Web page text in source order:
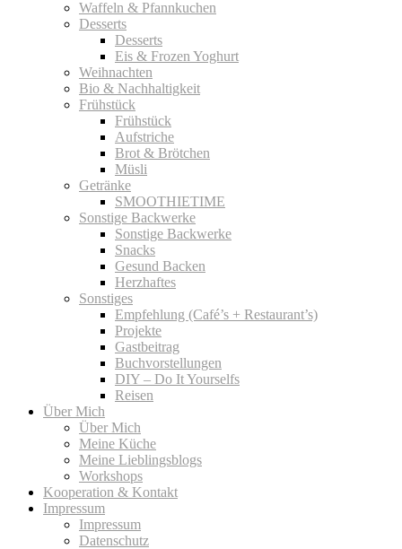
Waffeln & Pfannkuchen
Desserts
Desserts
Eis & Frozen Yoghurt
Weihnachten
Bio & Nachhaltigkeit
Frühstück
Frühstück
Aufstriche
Brot & Brötchen
Müsli
Getränke
SMOOTHIETIME
Sonstige Backwerke
Sonstige Backwerke
Snacks
Gesund Backen
Herzhaftes
Sonstiges
Empfehlung (Café’s + Restaurant’s)
Projekte
Gastbeitrag
Buchvorstellungen
DIY – Do It Yourselfs
Reisen
Über Mich
Über Mich
Meine Küche
Meine Lieblingsblogs
Workshops
Kooperation & Kontakt
Impressum
Impressum
Datenschutz